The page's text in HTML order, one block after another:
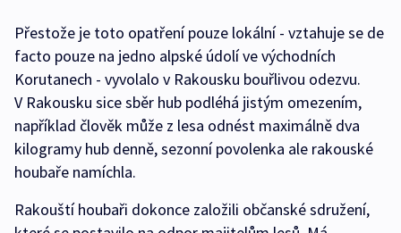
Přestože je toto opatření pouze lokální - vztahuje se de
facto pouze na jedno alpské údolí ve východních
Korutanech - vyvolalo v Rakousku bouřlivou odezvu.
V Rakousku sice sběr hub podléhá jistým omezením,
například člověk může z lesa odnést maximálně dva
kilogramy hub denně, sezonní povolenka ale rakouské
houbaře namíchla.
Rakouští houbaři dokonce založili občanské sdružení,